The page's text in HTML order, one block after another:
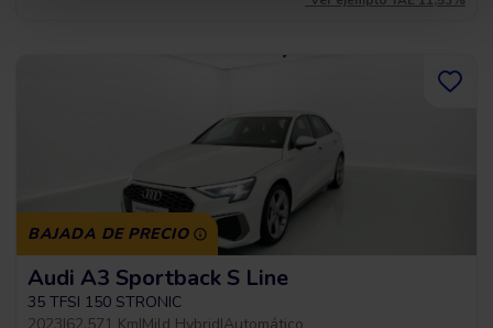
BAJADA DE PRECIO
Audi A3 Sportback S Line
35 TFSI 150 STRONIC